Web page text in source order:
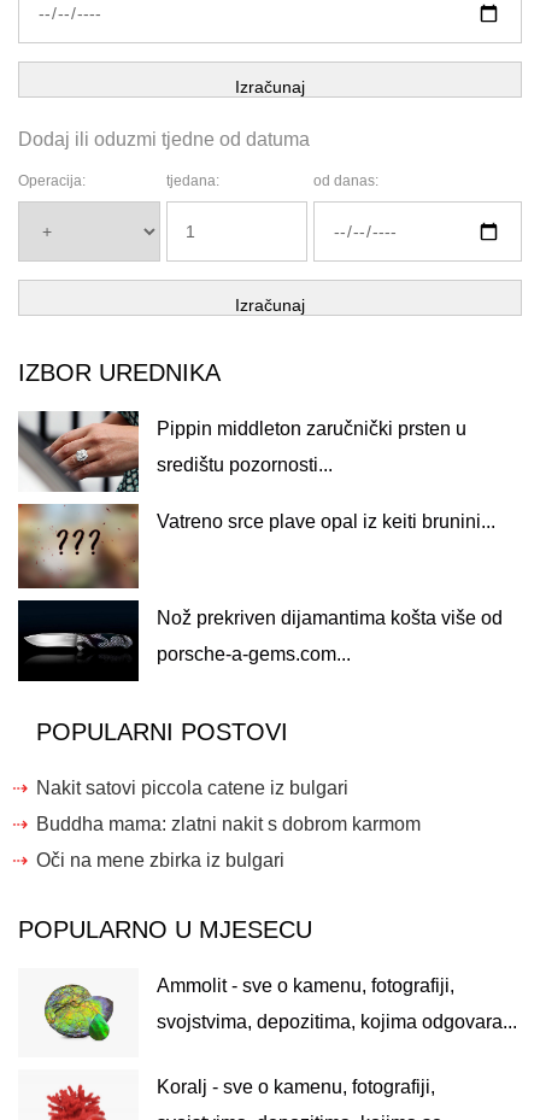
Izračunaj
Dodaj ili oduzmi tjedne od datuma
Operacija: tjedana: od danas:
Izračunaj
IZBOR UREDNIKA
Pippin middleton zaručnički prsten u
središtu pozornosti...
Vatreno srce plave opal iz keiti brunini...
Nož prekriven dijamantima košta više od
porsche-a-gems.com...
POPULARNI POSTOVI
Nakit satovi piccola catene iz bulgari
Buddha mama: zlatni nakit s dobrom karmom
Oči na mene zbirka iz bulgari
POPULARNO U MJESECU
Ammolit - sve o kamenu, fotografiji,
svojstvima, depozitima, kojima odgovara...
Koralj - sve o kamenu, fotografiji,